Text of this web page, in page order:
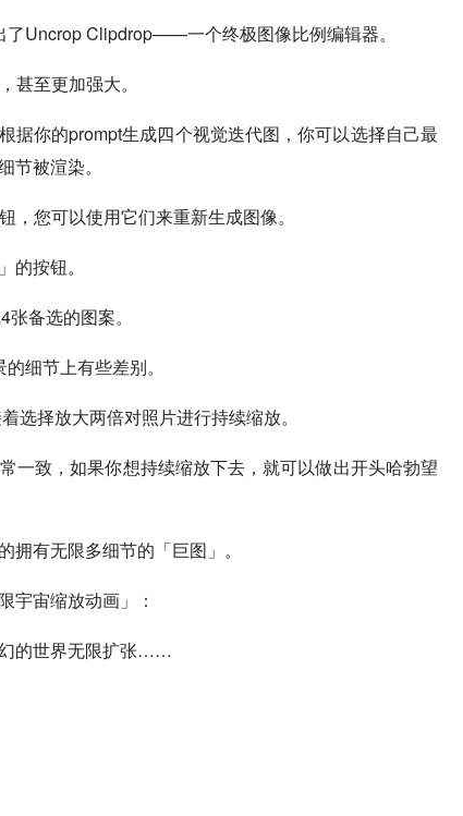
Uncrop Clipdrop——一个终极图像比例编辑器。
甚至更加强大。
据你的prompt生成四个视觉迭代图，你可以选择自己最
被渲染。
您可以使用它们来重新生成图像。
按钮。
备选的图案。
细节上有些差别。
选择放大两倍对照片进行持续缩放。
一致，如果你想持续缩放下去，就可以做出开头哈勃望
有无限多细节的「巨图」。
宇宙缩放动画」：
的世界无限扩张……